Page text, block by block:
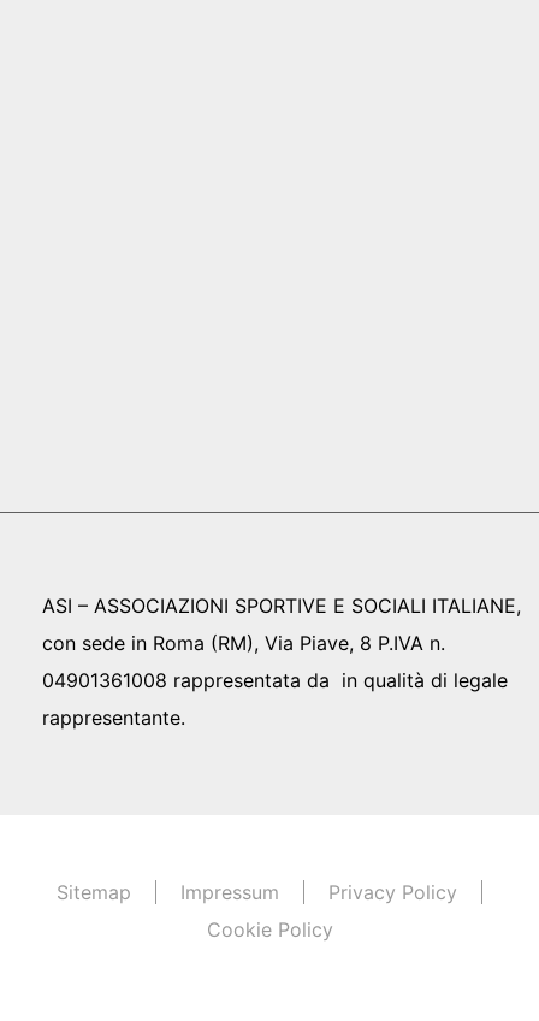
ASI – ASSOCIAZIONI SPORTIVE E SOCIALI ITALIANE,
con sede in Roma (RM), Via Piave, 8 P.IVA n.
04901361008 rappresentata da in qualità di legale
rappresentante.
Sitemap Impressum
Privacy Policy
Cookie Policy